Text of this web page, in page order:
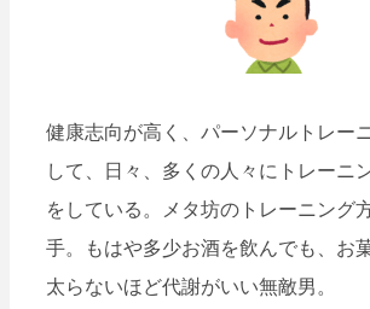
健康志向が高く、パーソナルトレー
して、日々、多くの人々にトレーニ
をしている。メタ坊のトレーニング
手。もはや多少お酒を飲んでも、お
太らないほど代謝がいい無敵男。